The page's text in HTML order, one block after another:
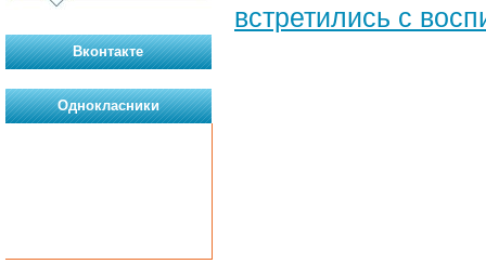
встретились с
Вконтакте
Однокласники